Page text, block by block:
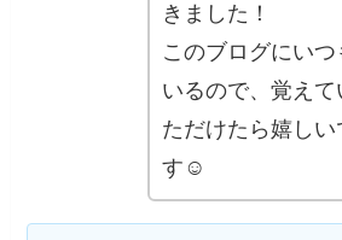
きました！
このブログにいつ
いるので、覚えて
ただけたら嬉しい
す☺️